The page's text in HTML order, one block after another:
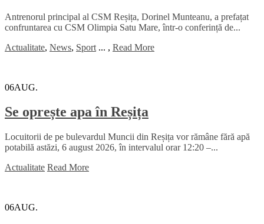
Antrenorul principal al CSM Reșița, Dorinel Munteanu, a prefațat
confruntarea cu CSM Olimpia Satu Mare, într-o conferință de...
Actualitate, News, Sport ... , Read More
06AUG.
Se oprește apa în Reșița
Locuitorii de pe bulevardul Muncii din Reșița vor rămâne fără apă
potabilă astăzi, 6 august 2026, în intervalul orar 12:20 –...
Actualitate Read More
06AUG.